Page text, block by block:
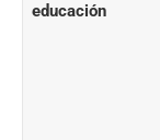
educación